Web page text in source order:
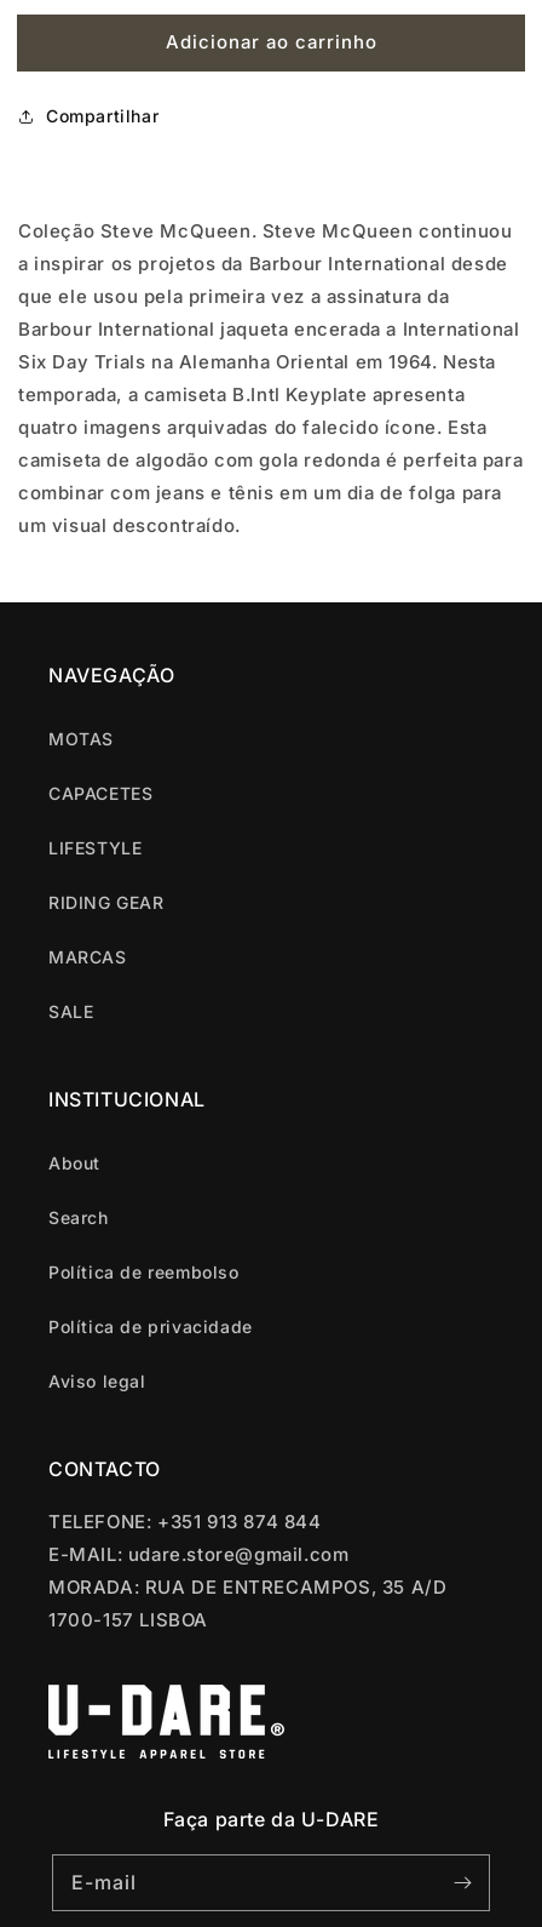
a
BARBOUR
SHIRT
BLACK
a
quantidade
SHIRT
BLACK
Adicionar ao carrinho
Compartilhar
Coleção Steve McQueen. Steve McQueen continuou
a inspirar os projetos da Barbour International desde
que ele usou pela primeira vez a assinatura da
Barbour International jaqueta encerada a International
Six Day Trials na Alemanha Oriental em 1964. Nesta
temporada, a camiseta B.Intl Keyplate apresenta
quatro imagens arquivadas do falecido ícone. Esta
camiseta de algodão com gola redonda é perfeita para
combinar com jeans e tênis em um dia de folga para
um visual descontraído.
NAVEGAÇÃO
MOTAS
CAPACETES
LIFESTYLE
RIDING GEAR
MARCAS
SALE
INSTITUCIONAL
About
Search
Política de reembolso
Política de privacidade
Aviso legal
CONTACTO
TELEFONE: +351 913 874 844
E-MAIL: udare.store@gmail.com
MORADA: RUA DE ENTRECAMPOS, 35 A/D
1700-157 LISBOA
Faça parte da U-DARE
E-mail